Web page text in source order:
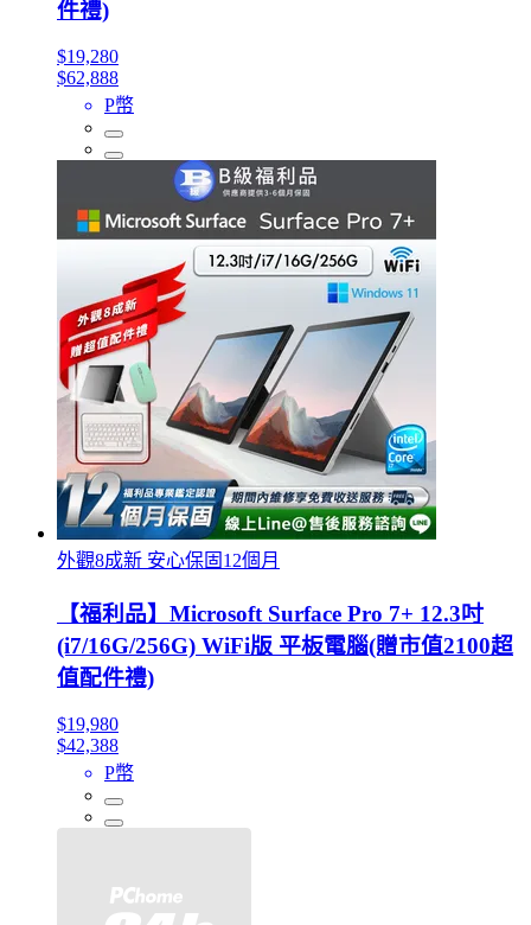
件禮)
$19,280
$62,888
P幣
外觀8成新 安心保固12個月
【福利品】Microsoft Surface Pro 7+ 12.3吋
(i7/16G/256G) WiFi版 平板電腦(贈市值2100超
值配件禮)
$19,980
$42,388
P幣